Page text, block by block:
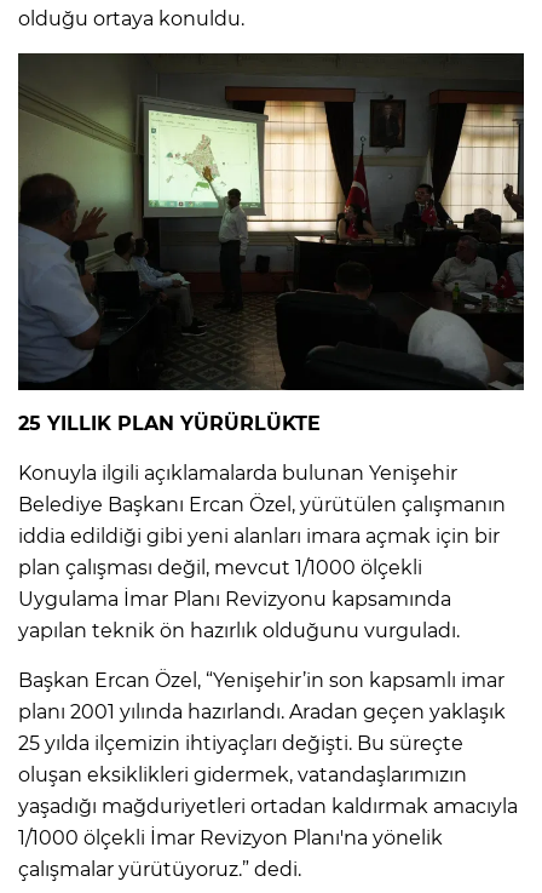
olduğu ortaya konuldu.
25 YILLIK PLAN YÜRÜRLÜKTE
Konuyla ilgili açıklamalarda bulunan Yenişehir
Belediye Başkanı Ercan Özel, yürütülen çalışmanın
iddia edildiği gibi yeni alanları imara açmak için bir
plan çalışması değil, mevcut 1/1000 ölçekli
Uygulama İmar Planı Revizyonu kapsamında
yapılan teknik ön hazırlık olduğunu vurguladı.
Başkan Ercan Özel, “Yenişehir’in son kapsamlı imar
planı 2001 yılında hazırlandı. Aradan geçen yaklaşık
25 yılda ilçemizin ihtiyaçları değişti. Bu süreçte
oluşan eksiklikleri gidermek, vatandaşlarımızın
yaşadığı mağduriyetleri ortadan kaldırmak amacıyla
1/1000 ölçekli İmar Revizyon Planı'na yönelik
çalışmalar yürütüyoruz.” dedi.